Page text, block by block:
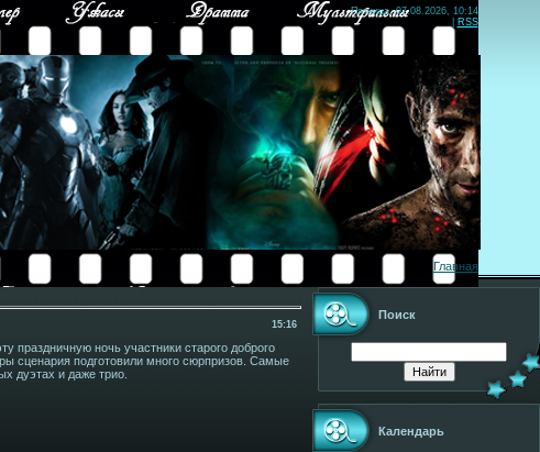
Пятница, 07.08.2026, 10:14
RSS
Главная
15:16
праздничную ночь участники старого доброго
сценария подготовили много сюрпризов. Самые
дуэтах и даже трио.
Поиск
Календарь